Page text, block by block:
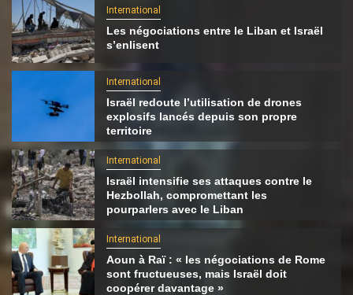
International
Les négociations entre le Liban et Israël
s’enlisent
International
Israël redoute l’utilisation de drones
explosifs lancés depuis son propre
territoire
International
Israël intensifie ses attaques contre le
Hezbollah, compromettant les
pourparlers avec le Liban
International
Aoun à Raï : « les négociations de Rome
sont fructueuses, mais Israël doit
coopérer davantage »